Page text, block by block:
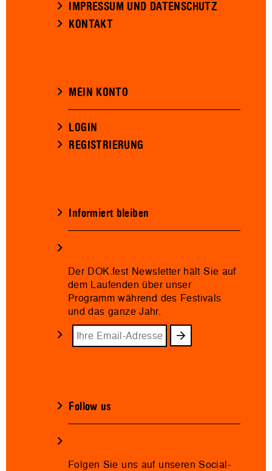
IMPRESSUM UND DATENSCHUTZ
KONTAKT
MEIN KONTO
LOGIN
REGISTRIERUNG
Informiert bleiben
Der DOK.fest Newsletter hält Sie auf
dem Laufenden über unser
Programm während des Festivals
und das ganze Jahr.
Follow us
Folgen Sie uns auf unseren Social-